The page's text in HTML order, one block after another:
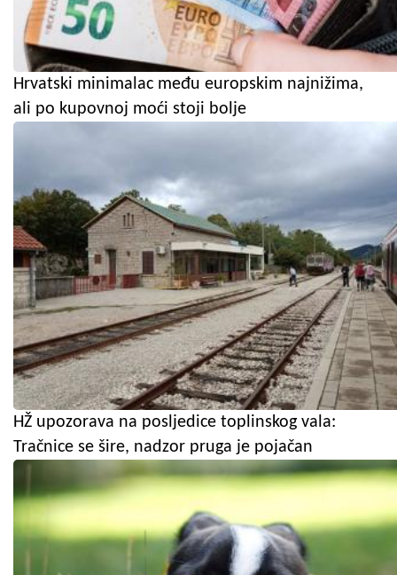
Hrvatski minimalac među europskim najnižima,
ali po kupovnoj moći stoji bolje
HŽ upozorava na posljedice toplinskog vala:
Tračnice se šire, nadzor pruga je pojačan